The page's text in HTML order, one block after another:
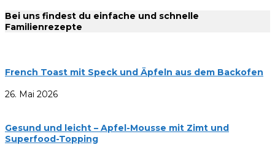
Bei uns findest du einfache und schnelle
Familienrezepte
French Toast mit Speck und Äpfeln aus dem Backofen
26. Mai 2026
Gesund und leicht – Apfel-Mousse mit Zimt und
Superfood-Topping